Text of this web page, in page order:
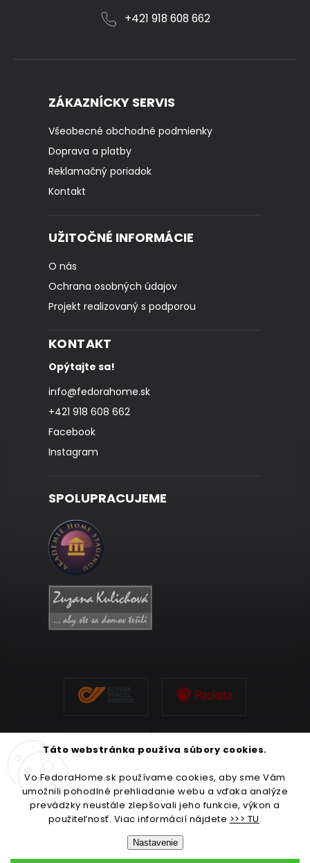
Táto webstránka používa súbory cookies.
Vo FedoraHome.sk používame cookies, aby sme Vám
umožnili pohodlné prehliadanie webu a vďaka analýze
prevádzky neustále zlepšovali jeho funkcie, výkon a
použiteľnosť. Viac informácií nájdete >>> TU.
Nastavenie
+421 918 608 662
ZÁKAZNÍCKY SERVIS
Všeobecné obchodné podmienky
Doprava a platby
Reklamačný poriadok
Kontakt
UŽITOČNÉ INFORMÁCIE
O nás
Ochrana osobných údajov
Projekt realizovaný s podporou
KONTAKT
Opýtajte sa!
info@fedorahome.sk
+421 918 608 662
Facebook
Instagram
SPOLUPRACUJEME